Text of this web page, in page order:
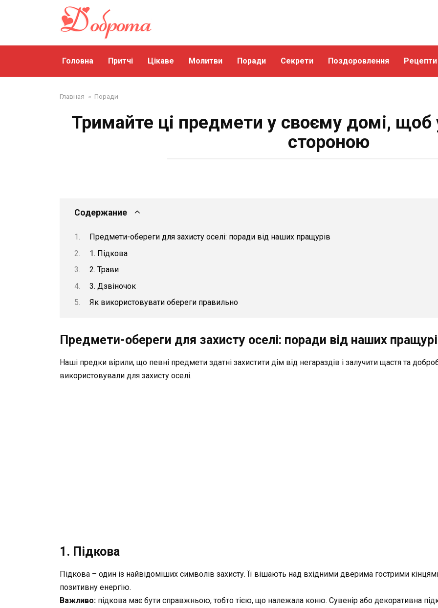
Головна Притчі Цікаве Молитви Поради Секрети Поздоровлення Рецепти
Главная » Поради
Тримайте ці предмети у своєму домі, щоб
стороною
Содержание
Предмети-обереги для захисту оселі: поради від наших пращурів
1. Підкова
2. Трави
3. Дзвіночок
Як використовувати обереги правильно
Предмети-обереги для захисту оселі: поради від наших
Наші предки вірили, що певні предмети здатні захистити дім від негараздів і залучити щастя та
використовували для захисту оселі.
1. Підкова
Підкова – один із найвідоміших символів захисту. Її вішають над вхідними дверима гострими
позитивну енергію.
Важливо: підкова має бути справжньою, тобто тією, що належала коню. Сувенір або декоративна